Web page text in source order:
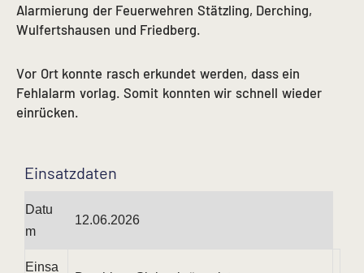
Alarmierung der Feuerwehren Stätzling, Derching,
Wulfertshausen und Friedberg.
Vor Ort konnte rasch erkundet werden, dass ein
Fehlalarm vorlag. Somit konnten wir schnell wieder
einrücken.
Einsatzdaten
Datu
m
12.06.2026
Einsa